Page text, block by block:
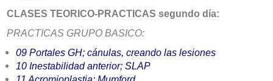
CLASES TEORICO-PRACTICAS segundo día:
PRACTICAS GRUPO BASICO:
09 Portales GH; cánulas, creando las lesiones
10Inestabilidad anterior; SLAP